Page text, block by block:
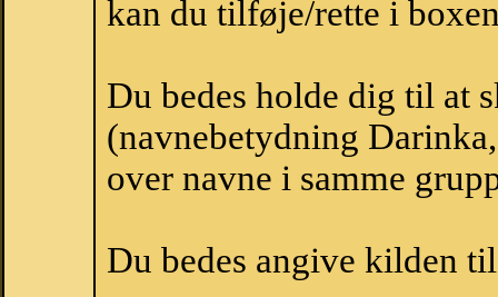
kan du tilføje/rette i
Du bedes holde dig til at
(navnebetydning
over navne i samme
Du bedes angive kilden